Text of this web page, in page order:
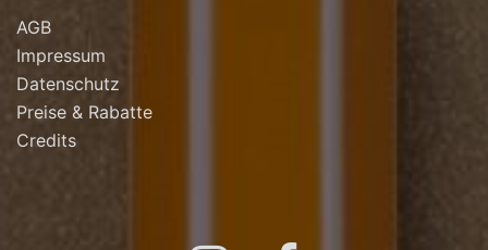
AGB
Impressum
Datenschutz
Preise & Rabatte
Credits